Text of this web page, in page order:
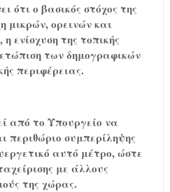
ότι ο βασικός στόχος της
μικρών, ορεινών και
ενίσχυση της τοπικής
των δημογραφικών
περιφέρειας.
από το Υπουργείο να
περιθώριο συμπερίληψης
αυτό μέτρο, ώστε
με άλλους
της χώρας.